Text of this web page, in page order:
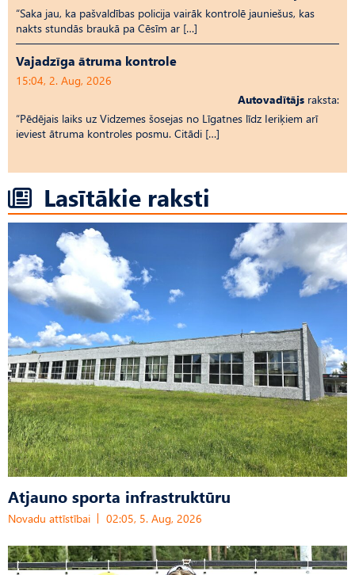
“Saka jau, ka pašvaldības policija vairāk kontrolē jauniešus, kas
nakts stundās braukā pa Cēsīm ar […]
Vajadzīga ātruma kontrole
15:04, 2. Aug, 2026
Autovadītājs raksta:
“Pēdējais laiks uz Vid­ze­mes šosejas no Līgatnes līdz Ieriķiem arī
ieviest ātruma kontroles posmu. Citādi […]
Lasītākie raksti
Atjauno sporta infrastruktūru
Novadu attīstībai 02:05, 5. Aug, 2026